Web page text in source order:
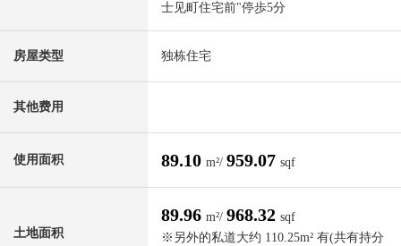
士见町住宅前"停歩5分
房屋类型 独栋住宅
其他费用
使用面积 89.10 m²/ 959.07 sqf
土地面积
89.96 m²/ 968.32 sqf
※另外的私道大约 110.25m² 有(共有持分